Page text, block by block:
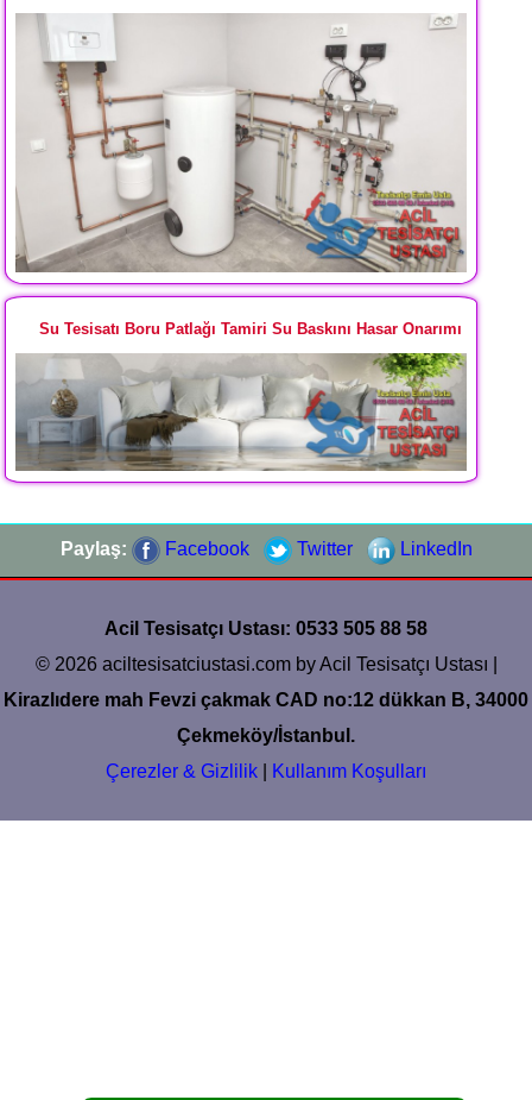
Su Tesisatı Boru Patlağı Tamiri Su Baskını Hasar Onarımı
Paylaş: Facebook Twitter LinkedIn
Acil Tesisatçı Ustası: 0533 505 88 58
© 2026 aciltesisatciustasi.com by Acil Tesisatçı Ustası |
Kirazlıdere mah Fevzi çakmak CAD no:12 dükkan B, 34000
Çekmeköy/İstanbul.
Çerezler & Gizlilik
Kullanım Koşulları